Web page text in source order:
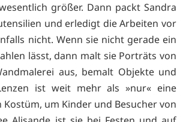
größer. Dann packt Sandra
und erledigt die Arbeiten vor
nicht. Wenn sie nicht gerade ein
lässt, dann malt sie Porträts von
aus, bemalt Objekte und
ist weit mehr als »nur« eine
um Kinder und Besucher von